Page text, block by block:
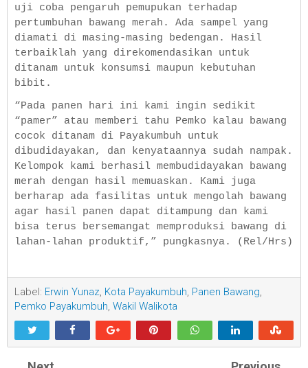
uji coba pengaruh pemupukan terhadap
pertumbuhan bawang merah. Ada sampel yang
diamati di masing-masing bedengan. Hasil
terbaiklah yang direkomendasikan untuk
ditanam untuk konsumsi maupun kebutuhan
bibit.
“Pada panen hari ini kami ingin sedikit
“pamer” atau memberi tahu Pemko kalau bawang
cocok ditanam di Payakumbuh untuk
dibudidayakan, dan kenyataannya sudah nampak.
Kelompok kami berhasil membudidayakan bawang
merah dengan hasil memuaskan. Kami juga
berharap ada fasilitas untuk mengolah bawang
agar hasil panen dapat ditampung dan kami
bisa terus bersemangat memproduksi bawang di
lahan-lahan produktif,” pungkasnya. (Rel/Hrs)
Label: Erwin Yunaz, Kota Payakumbuh, Panen Bawang,
Pemko Payakumbuh, Wakil Walikota